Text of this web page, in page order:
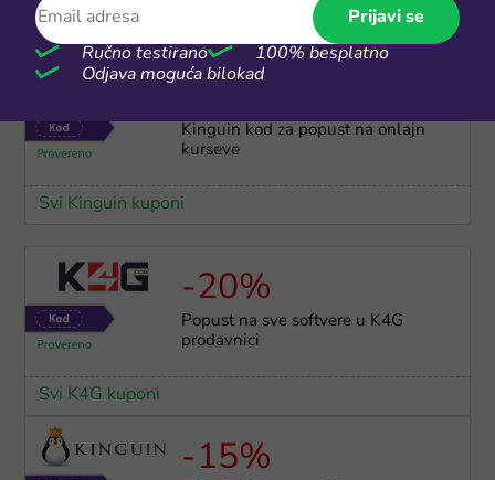
Svi K4G kuponi
Kinguin kod za popust na onlajn
kurseve
Svi Kinguin kuponi
-20%
Popust na sve softvere u K4G
prodavnici
Svi K4G kuponi
-15%
Prijavi se
Ručno testirano
100% besplatno
Odjava moguća bilokad